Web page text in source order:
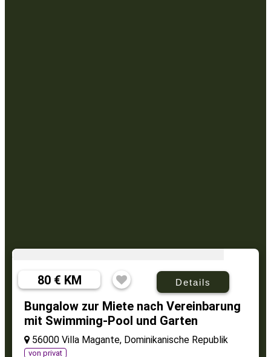
80 € KM Details
Bungalow zur Miete nach Vereinbarung
mit Swimming-Pool und Garten
56000 Villa Magante, Dominikanische Republik
von privat